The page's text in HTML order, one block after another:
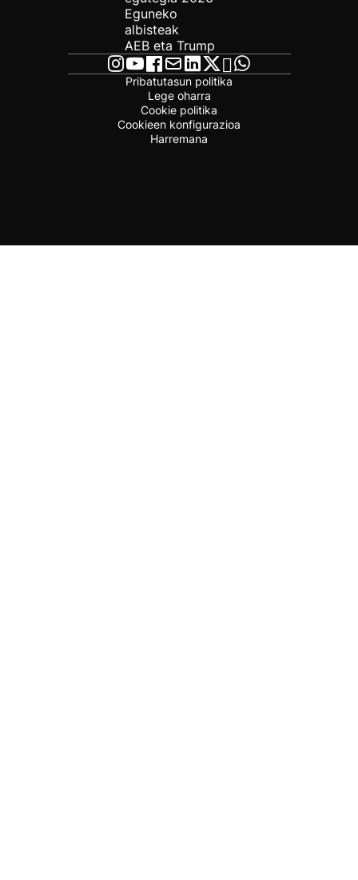
Eguneko
albisteak
AEB eta Trump
Pribatutasun politika
Lege oharra
Cookie politika
Cookieen konfigurazioa
Harremana